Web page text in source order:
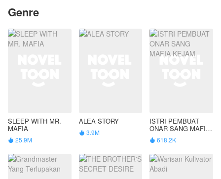
Genre
SLEEP WITH MR.
MAFIA
 25.9M
ALEA STORY
 3.9M
ISTRI PEMBUAT
ONAR SANG MAFIA
KEJAM
 618.2K